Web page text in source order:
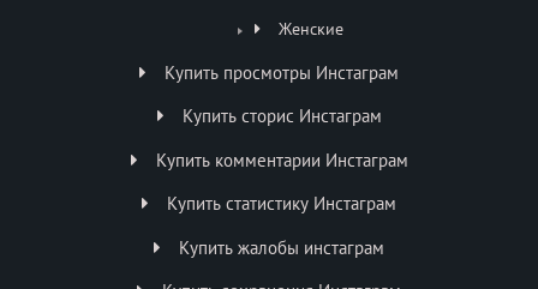
Женские
Купить просмотры Инстаграм
Купить сторис Инстаграм
Купить комментарии Инстаграм
Купить статистику Инстаграм
Купить жалобы инстаграм